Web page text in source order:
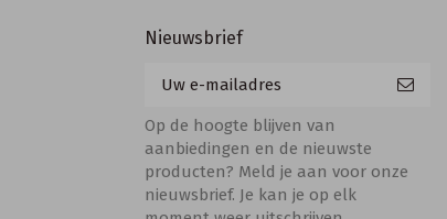
Nieuwsbrief
Op de hoogte blijven van
aanbiedingen en de nieuwste
producten? Meld je aan voor onze
nieuwsbrief. Je kan je op elk